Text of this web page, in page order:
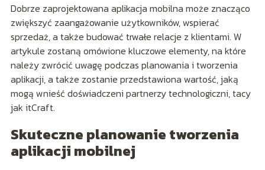
Dobrze zaprojektowana aplikacja mobilna może znacząco
zwiększyć zaangażowanie użytkowników, wspierać
sprzedaż, a także budować trwałe relacje z klientami. W
artykule zostaną omówione kluczowe elementy, na które
należy zwrócić uwagę podczas planowania i tworzenia
aplikacji, a także zostanie przedstawiona wartość, jaką
mogą wnieść doświadczeni partnerzy technologiczni, tacy
jak itCraft.
Skuteczne planowanie tworzenia
aplikacji mobilnej